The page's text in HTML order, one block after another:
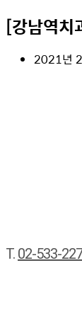
T. 02-533-
[강남역치
2021년